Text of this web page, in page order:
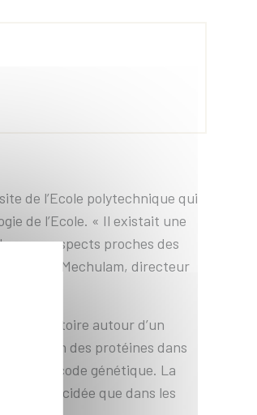
de l’Ecole polytechnique qui
de l’Ecole. « Il existait une
ses aspects proches des
Yves Mechulam, directeur
laboratoire autour d’un
des protéines dans
du code génétique. La
été élucidée que dans les